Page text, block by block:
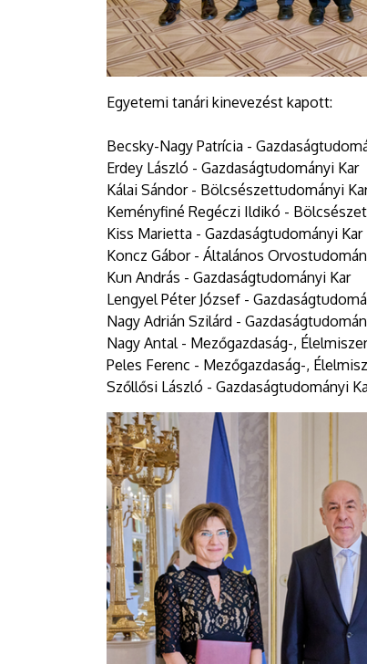
Egyetemi tanári kinevezést kapott:
Becsky-Nagy Patrícia -
Erdey László - Gazdaságtudományi Kar
Kálai Sándor - Bölcsészettudományi
Keményfiné Regéczi Ildikó -
Kiss Marietta - Gazdaságtudományi Kar
Koncz Gábor - Általános
Kun András - Gazdaságtudományi Kar
Lengyel Péter József -
Nagy Adrián Szilárd -
Nagy Antal - Mezőgazdaság-,
Peles Ferenc - Mezőgazdaság-,
Szőllősi László - Gazdaságtudományi